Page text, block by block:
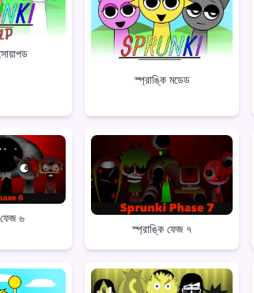
স্প্রাঙ্কি মডেড
৬
স্প্রাঙ্কি ফেজ ৭